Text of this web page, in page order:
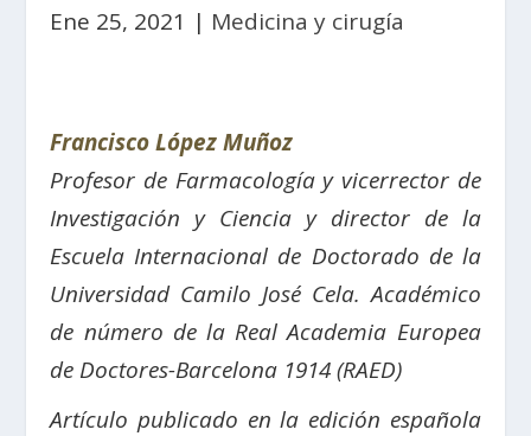
Ene 25, 2021 | Medicina y cirugía
Francisco López Muñoz
Profesor de Farmacología y vicerrector de
Investigación y Ciencia y director de la
Escuela Internacional de Doctorado de la
Universidad Camilo José Cela.Académico
de número de la Real Academia Europea
de Doctores-Barcelona 1914 (RAED)
Artículo publicado en la edición española